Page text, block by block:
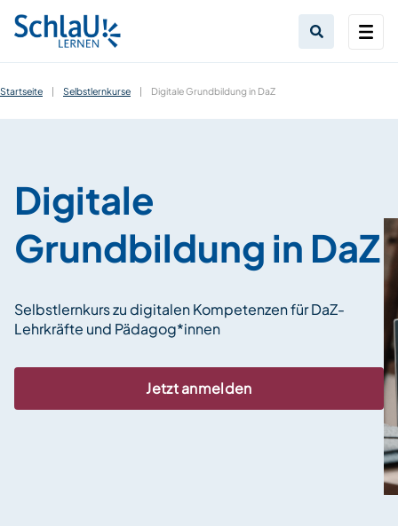
Startseite | Selbstlernkurse | Digitale Grundbildung in DaZ
Digitale
Grundbildung in DaZ
Selbstlernkurs zu digitalen Kompetenzen für DaZ-
Lehrkräfte und Pädagog*innen
Jetzt anmelden